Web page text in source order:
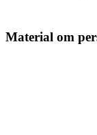
Material om